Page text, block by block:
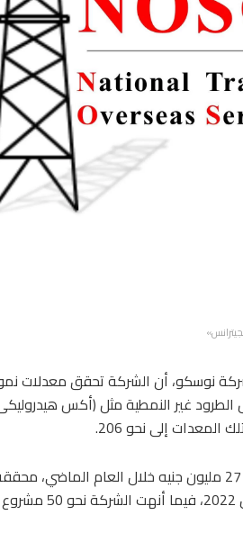
نوسكو، أن الشركة تحقق معدلات نمو
يتكون من 126 معدة لنقل الطرود غير النمطية مثل
إلى نحو 206.
ولفت إلى أن الشركة حققت صافى أرباح بقيمة 27 مليون جنيه